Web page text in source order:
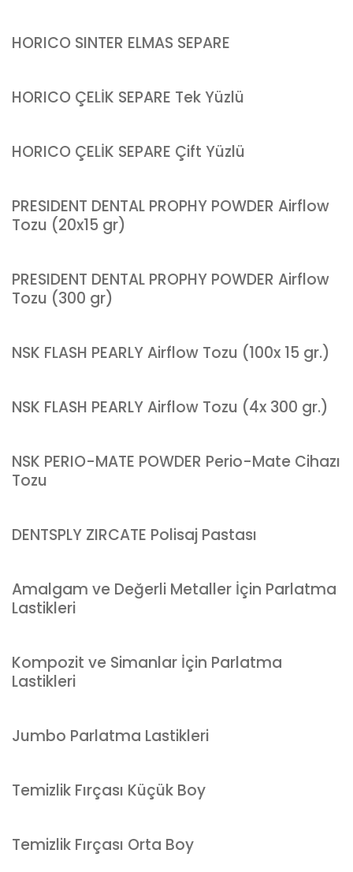
HORICO SINTER ELMAS SEPARE
HORICO ÇELİK SEPARE Tek Yüzlü
HORICO ÇELİK SEPARE Çift Yüzlü
PRESIDENT DENTAL PROPHY POWDER Airflow
Tozu (20x15 gr)
PRESIDENT DENTAL PROPHY POWDER Airflow
Tozu (300 gr)
NSK FLASH PEARLY Airflow Tozu (100x 15 gr.)
NSK FLASH PEARLY Airflow Tozu (4x 300 gr.)
NSK PERIO-MATE POWDER Perio-Mate Cihazı
Tozu
DENTSPLY ZIRCATE Polisaj Pastası
Amalgam ve Değerli Metaller İçin Parlatma
Lastikleri
Kompozit ve Simanlar İçin Parlatma
Lastikleri
Jumbo Parlatma Lastikleri
Temizlik Fırçası Küçük Boy
Temizlik Fırçası Orta Boy